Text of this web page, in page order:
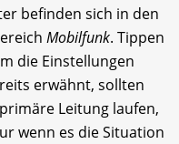
befinden sich in den
Mobilfunk. Tippen
die Einstellungen
erwähnt, sollten
Leitung laufen,
wenn es die Situation